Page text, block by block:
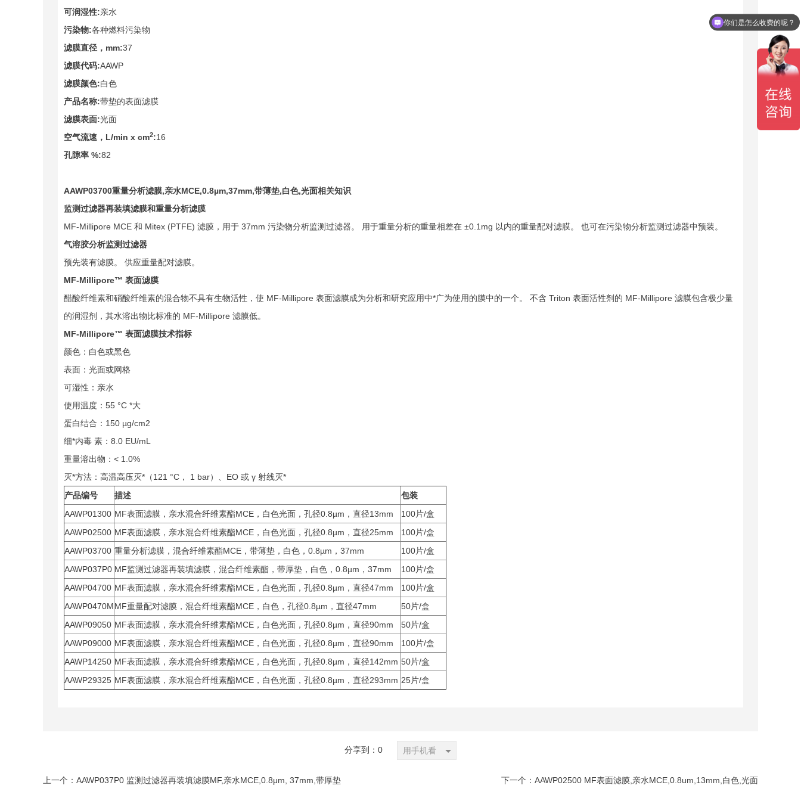
可润湿性:亲水
污染物:各种燃料污染物
滤膜直径， mm:37
滤膜代码:AAWP
滤膜颜色:白色
产品名称:带垫的表面滤膜
滤膜表面:光面
空气流速， L/min x cm2:16
孔隙率 %:82
AAWP03700重量分析滤膜,亲水MCE,0.8µm,37mm,带薄垫,白色,光面相关知识
监测过滤器再装填滤膜和重量分析滤膜
MF-Millipore MCE 和 Mitex (PTFE) 滤膜，用于 37mm 污染物分析监测过滤器。 用于重量分析的重量相差在 ±0.1mg 以内的重量配对滤膜。 也可在污染物分析监测过滤器中预装。
气溶胶分析监测过滤器
预先装有滤膜。 供应重量配对滤膜。
MF-Millipore™ 表面滤膜
醋酸纤维素和硝酸纤维素的混合物不具有生物活性，使 MF-Millipore 表面滤膜成为分析和研究应用中*广为使用的膜中的一个。 不含 Triton 表面活性剂的 MF-Millipore 滤膜包含极少量
的润湿剂，其水溶出物比标准的 MF-Millipore 滤膜低。
MF-Millipore™ 表面滤膜技术指标
颜色：白色或黑色
表面：光面或网格
可湿性：亲水
使用温度：55 °C *大
蛋白结合：150 µg/cm2
细*内毒 素：8.0 EU/mL
重量溶出物：< 1.0%
灭*方法：高温高压灭*（121 °C， 1 bar）、EO 或 γ 射线灭*
产品编号
描述
包装
AAWP01300 MF表面滤膜，亲水混合纤维素酯MCE，白色光面，孔径0.8µm，直径13mm
100片/盒
AAWP02500 MF表面滤膜，亲水混合纤维素酯MCE，白色光面，孔径0.8µm，直径25mm
100片/盒
AAWP03700 重量分析滤膜，混合纤维素酯MCE，带薄垫，白色，0.8µm，37mm
100片/盒
AAWP037P0 MF监测过滤器再装填滤膜，混合纤维素酯，带厚垫，白色，0.8µm，37mm
100片/盒
AAWP04700 MF表面滤膜，亲水混合纤维素酯MCE，白色光面，孔径0.8µm，直径47mm
100片/盒
AAWP0470MMF重量配对滤膜，混合纤维素酯MCE，白色，孔径0.8µm，直径47mm
50片/盒
AAWP09050 MF表面滤膜，亲水混合纤维素酯MCE，白色光面，孔径0.8µm，直径90mm
50片/盒
AAWP09000 MF表面滤膜，亲水混合纤维素酯MCE，白色光面，孔径0.8µm，直径90mm
100片/盒
AAWP14250 MF表面滤膜，亲水混合纤维素酯MCE，白色光面，孔径0.8µm，直径142mm 50片/盒
AAWP29325 MF表面滤膜，亲水混合纤维素酯MCE，白色光面，孔径0.8µm，直径293mm 25片/盒
分享到： 0 用手机看
上一个： AAWP037P0 监测过滤器再装填滤膜MF,亲水MCE,0.8μm, 37mm,带厚垫 下一个： AAWP02500 MF表面滤膜,亲水MCE,0.8um,13mm,白色,光面
你们是怎么收费的呢？